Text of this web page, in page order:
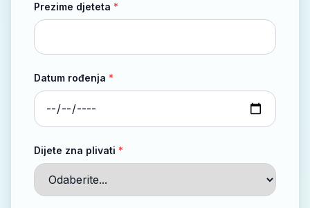
Prezime djeteta *
Datum rođenja *
Dijete zna plivati *